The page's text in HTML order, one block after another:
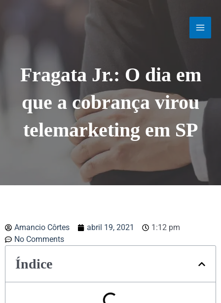
Fragata Jr.: O dia em
que a cobrança virou
telemarketing em SP
Amancio Côrtes abril 19, 2021
1:12 pm
No Comments
Índice